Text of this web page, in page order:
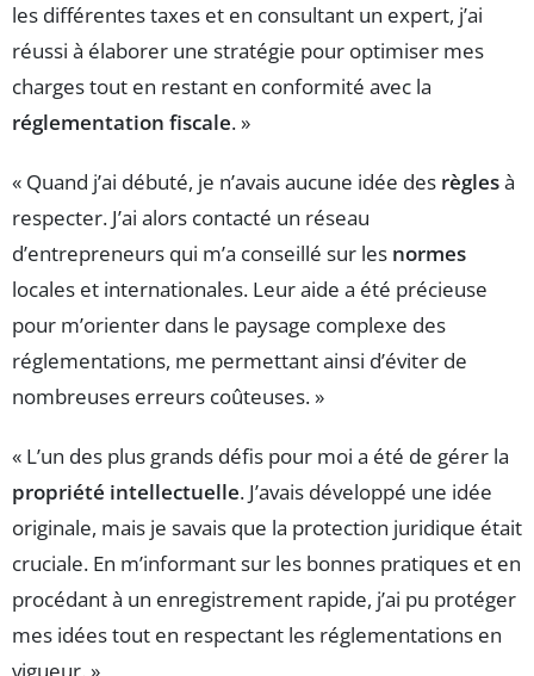
les différentes taxes et en consultant un expert, j’ai
réussi à élaborer une stratégie pour optimiser mes
charges tout en restant en conformité avec la
réglementation fiscale. »
« Quand j’ai débuté, je n’avais aucune idée des règlesà
respecter. J’ai alors contacté un réseau
d’entrepreneurs qui m’a conseillé sur les normes
locales et internationales. Leur aide a été précieuse
pour m’orienter dans le paysage complexe des
réglementations, me permettant ainsi d’éviter de
nombreuses erreurs coûteuses. »
« L’un des plus grands défis pour moi a été de gérer la
propriété intellectuelle. J’avais développé une idée
originale, mais je savais que la protection juridique était
cruciale. En m’informant sur les bonnes pratiques et en
procédant à un enregistrement rapide, j’ai pu protéger
mes idées tout en respectant les réglementations en